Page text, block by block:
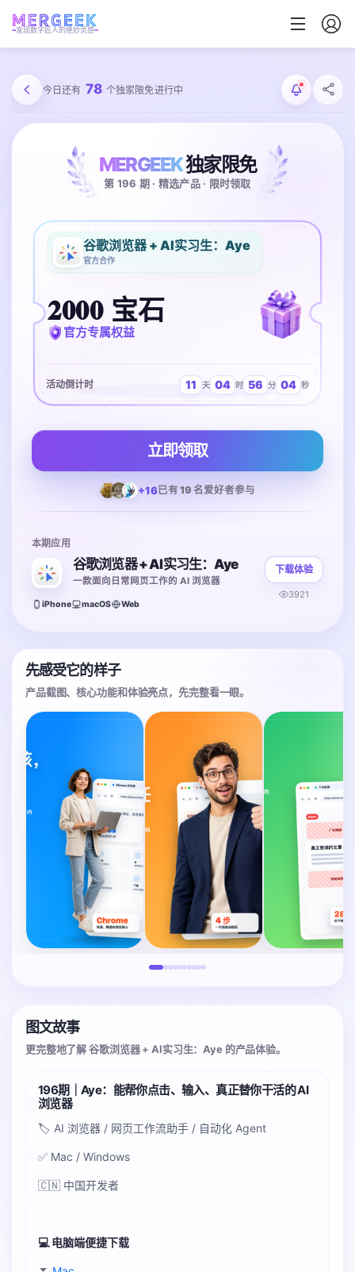
发现数字匠人的绝妙灵感
今日还有 78 个独家限免进行中
MERGEEK独家限免
第 196 期 · 精选产品 · 限时领取
谷歌浏览器 + AI实习生：Aye
官方合作
2000 宝石
官方专属权益
活动倒计时 11 天 04 时 56 分 04 秒
立即领取
+16已有 19 名爱好者参与
本期应用
谷歌浏览器 + AI实习生：Aye
一款面向日常网页工作的 AI 浏览器
iPhone macOS Web
下载体验
3921
先感受它的样子
产品截图、核心功能和体验亮点，先完整看一眼。
图文故事
更完整地了解 谷歌浏览器 + AI实习生：Aye 的产品体验。
196期｜Aye：能帮你点击、输入、真正替你干活的 AI
浏览器
🏷️ AI 浏览器 / 网页工作流助手 / 自动化 Agent
✅ Mac / Windows
🇨🇳 中国开发者
💻 电脑端便捷下载